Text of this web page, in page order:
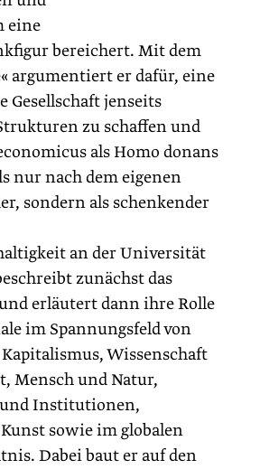
eine
bereichert. Mit dem
argumentiert er dafür, eine
Gesellschaft jenseits
zu schaffen und
als Homo donans
nur nach dem eigenen
sondern als schenkender
an der Universität
zunächst das
erläutert dann ihre Rolle
im Spannungsfeld von
Wissenschaft
Mensch und Natur,
Institutionen,
sowie im globalen
Dabei baut er auf den